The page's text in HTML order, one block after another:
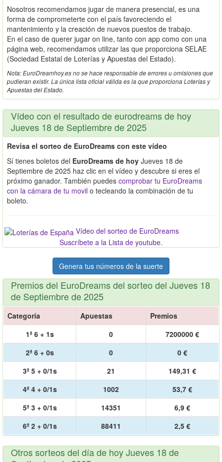
Nosotros recomendamos jugar de manera presencial, es una
forma de comprometerte con el país favoreciendo el
mantenimiento y la creación de nuevos puestos de trabajo.
En el caso de querer jugar on line, tanto con app como con una
página web, recomendamos utilizar las que proporciona SELAE
(Sociedad Estatal de Loterías y Apuestas del Estado).
Nota: EuroDreamhoy.es no se hace responsable de errores u omisiones que
pudieran existir. La única lista oficial válida es la que proporciona Loterías y
Apuestas del Estado.
Vídeo con el resultado de eurodreams de hoy
Jueves 18 de Septiembre de 2025
Revisa el sorteo de EuroDreams con este vídeo
Sí tienes boletos del EuroDreams de hoy Jueves 18 de
Septiembre de 2025 haz clic en el vídeo y descubre si eres el
próximo ganador. También puedes comprobar tu EuroDreams
con la cámara de tu movil o tecleando la combinación de tu
boleto.
Vídeo del sorteo de EuroDreams
Suscríbete a la Lista de youtube.
Genera tus números de la suerte
Premios del EuroDreams del sorteo del Jueves 18
de Septiembre de 2025
Categoría Apuestas
Premios
1ª 6 + 1s
0
7200000 €
2ª 6 + 0s
0
0 €
3ª 5 + 0/1s
21
149,31 €
4ª 4 + 0/1s
1002
53,7 €
5ª 3 + 0/1s
14351
6,9 €
6ª 2 + 0/1s
88411 2,5 €
Otros sorteos del día de hoy Jueves 18 de